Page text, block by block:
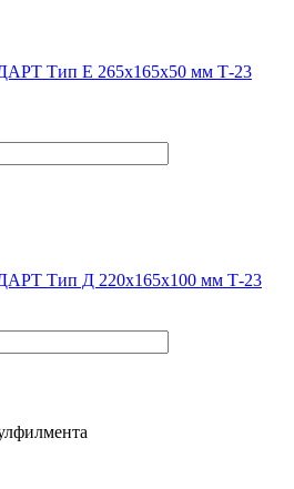
Тип Е 265х165х50 мм Т-23
Тип Д 220х165х100 мм Т-23